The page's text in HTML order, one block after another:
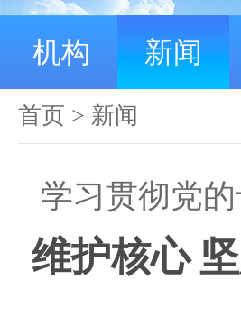
机构 新闻
首页 > 新闻
学习贯彻党
维护核心